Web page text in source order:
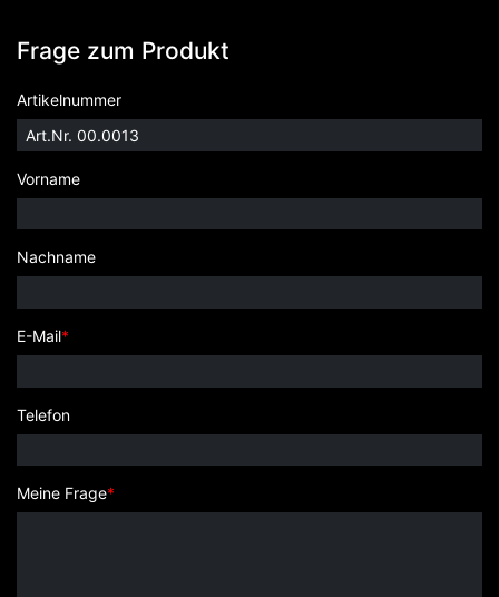
Frage zum Produkt
Artikelnummer
Vorname
Nachname
E-Mail*
Telefon
Meine Frage*